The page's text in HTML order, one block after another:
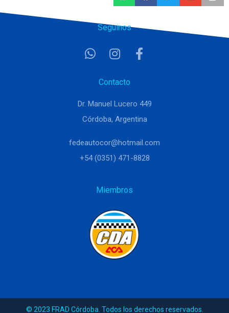
Seguinos
Contacto
Dr. Manuel Lucero 449
Córdoba, Argentina
fedeautocor@hotmail.com
+54 (0351) 471-8828
Miembros
© 2023 FRAD Córdoba. Todos los derechos reservados.